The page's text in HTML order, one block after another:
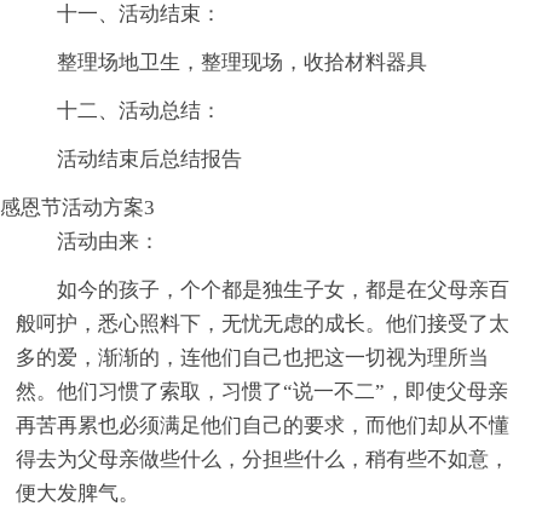
十一、活动结束：
整理场地卫生，整理现场，收拾材料器具
十二、活动总结：
活动结束后总结报告
感恩节活动方案3
活动由来：
如今的孩子，个个都是独生子女，都是在父母亲百
般呵护，悉心照料下，无忧无虑的成长。他们接受了太
多的爱，渐渐的，连他们自己也把这一切视为理所当
然。他们习惯了索取，习惯了“说一不二”，即使父母亲
再苦再累也必须满足他们自己的要求，而他们却从不懂
得去为父母亲做些什么，分担些什么，稍有些不如意，
便大发脾气。